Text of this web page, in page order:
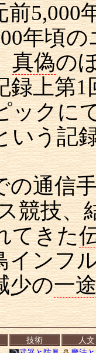
5,000
年頃
真偽の
録上第
ックに
いう記
通信
競技、
てきた
インフ
少の一